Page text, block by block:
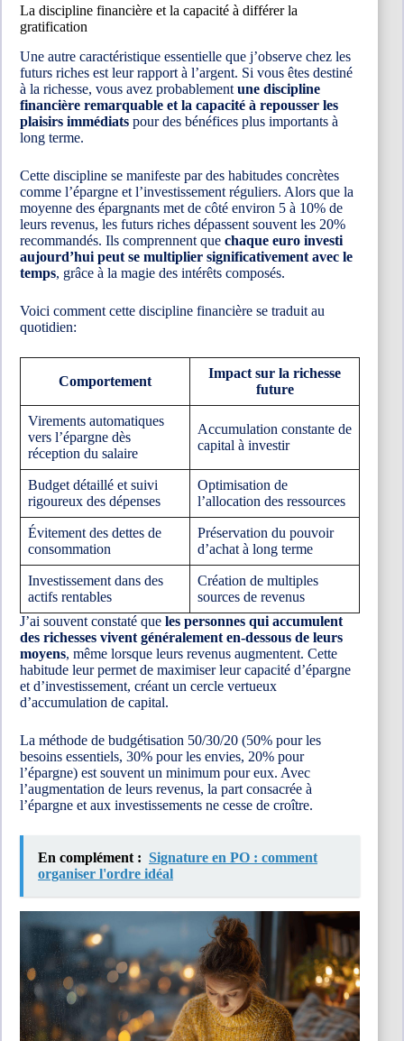
La discipline financière et la capacité à différer la
gratification
Une autre caractéristique essentielle que j’observe chez les
futurs riches est leur rapport à l’argent. Si vous êtes destiné
à la richesse, vous avez probablement une discipline
financière remarquable et la capacité à repousser les
plaisirs immédiats pour des bénéfices plus importants à
long terme.
Cette discipline se manifeste par des habitudes concrètes
comme l’épargne et l’investissement réguliers. Alors que la
moyenne des épargnants met de côté environ 5 à 10% de
leurs revenus, les futurs riches dépassent souvent les 20%
recommandés. Ils comprennent que chaque euro investi
aujourd’hui peut se multiplier significativement avec le
temps, grâce à la magie des intérêts composés.
Voici comment cette discipline financière se traduit au
quotidien:
Comportement
Impact sur la richesse
future
Virements automatiques
vers l’épargne dès
réception du salaire
Accumulation constante de
capital à investir
Budget détaillé et suivi
rigoureux des dépenses
Optimisation de
l’allocation des ressources
Évitement des dettes de
consommation
Préservation du pouvoir
d’achat à long terme
Investissement dans des
actifs rentables
Création de multiples
sources de revenus
J’ai souvent constaté que les personnes qui accumulent
des richesses vivent généralement en-dessous de leurs
moyens, même lorsque leurs revenus augmentent. Cette
habitude leur permet de maximiser leur capacité d’épargne
et d’investissement, créant un cercle vertueux
d’accumulation de capital.
La méthode de budgétisation 50/30/20 (50% pour les
besoins essentiels, 30% pour les envies, 20% pour
l’épargne) est souvent un minimum pour eux. Avec
l’augmentation de leurs revenus, la part consacrée à
l’épargne et aux investissements ne cesse de croître.
En complément : Signature en PO : comment
organiser l'ordre idéal